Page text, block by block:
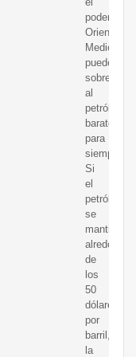
poderoso
Oriente
Medio
puede
sobrevivir
al
petróleo
barato
para
siempre.
Si
el
petróleo
se
mantiene
alrededor
de
los
50
dólares
por
barril,
la